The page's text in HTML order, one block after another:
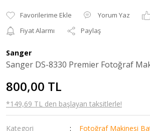
Yorum Yaz
Fiyat Alarmı
Paylaş
Sanger
Sanger DS-8330 Premier Fotoğraf
800,00 TL
*149,69 TL den başlayan taksitlerle!
Kategori Fotoğraf Makinesi